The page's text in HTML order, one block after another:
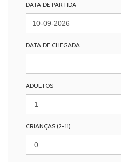
DATA DE PARTIDA
DATA DE CHEGADA
ADULTOS
CRIANÇAS (2-11)